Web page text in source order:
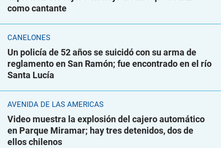
como cantante
CANELONES
Un policía de 52 años se suicidó con su arma de
reglamento en San Ramón; fue encontrado en el río
Santa Lucía
AVENIDA DE LAS AMÉRICAS
Video muestra la explosión del cajero automático
en Parque Miramar; hay tres detenidos, dos de
ellos chilenos